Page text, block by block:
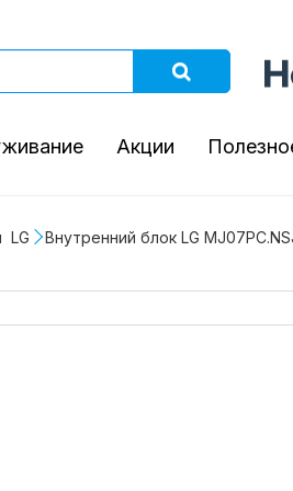
Акции
LG Внутренний блок LG